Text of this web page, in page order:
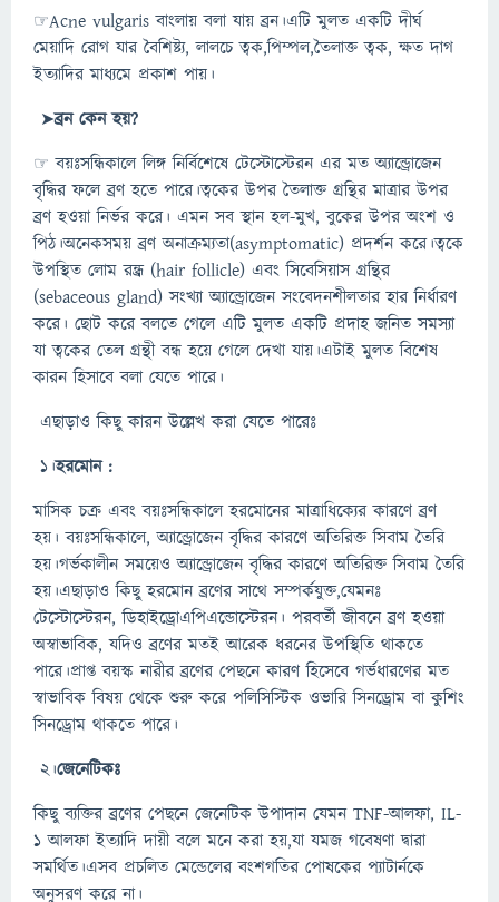
☞Acne vulgaris বাংলায় বলা যায় ব্রন।এটি মুলত একটি দীর্ঘ
মেয়াদি রোগ যার বৈশিষ্ট্য, লালচে ত্বক,পিম্পল,তৈলাক্ত ত্বক, ক্ষত দাগ
ইত্যাদির মাধ্যমে প্রকাশ পায়।
➤ব্রন কেন হয়?
☞ বয়ঃসন্ধিকালে লিঙ্গ নির্বিশেষে টেস্টোস্টেরন এর মত অ্যান্ড্রোজেন
বৃদ্ধির ফলে ব্রণ হতে পারে।ত্বকের উপর তৈলাক্ত গ্রন্থির মাত্রার উপর
ব্রণ হওয়া নির্ভর করে। এমন সব স্থান হল-মুখ, বুকের উপর অংশ ও
পিঠ।অনেকসময় ব্রণ অনাক্রম্যতা(asymptomatic) প্রদর্শন করে।ত্বকে
উপস্থিত লোম রন্ধ্র (hair follicle) এবং সিবেসিয়াস গ্রন্থির
(sebaceous gland) সংখ্যা অ্যান্ড্রোজেন সংবেদনশীলতার হার নির্ধারণ
করে। ছোট করে বলতে গেলে এটি মুলত একটি প্রদাহ জনিত সমস্যা
যা ত্বকের তেল গ্রন্থী বন্ধ হয়ে গেলে দেখা যায়।এটাই মুলত বিশেষ
কারন হিসাবে বলা যেতে পারে।
এছাড়াও কিছু কারন উল্লেখ করা যেতে পারেঃ
১।হরমোন :
মাসিক চক্র এবং বয়ঃসন্ধিকালে হরমোনের মাত্রাধিক্যের কারণে ব্রণ
হয়। বয়ঃসন্ধিকালে, অ্যান্ড্রোজেন বৃদ্ধির কারণে অতিরিক্ত সিবাম তৈরি
হয়।গর্ভকালীন সময়েও অ্যান্ড্রোজেন বৃদ্ধির কারণে অতিরিক্ত সিবাম তৈরি
হয়।এছাড়াও কিছু হরমোন ব্রণের সাথে সম্পর্কযুক্ত,যেমনঃ
টেস্টোস্টেরন, ডিহাইড্রোএপিএন্ডোস্টেরন। পরবর্তী জীবনে ব্রণ হওয়া
অস্বাভাবিক, যদিও ব্রণের মতই আরেক ধরনের উপস্থিতি থাকতে
পারে।প্রাপ্ত বয়স্ক নারীর ব্রণের পেছনে কারণ হিসেবে গর্ভধারণের মত
স্বাভাবিক বিষয় থেকে শুরু করে পলিসিস্টিক ওভারি সিনড্রোম বা কুশিং
সিনড্রোম থাকতে পারে।
২।জেনেটিকঃ
কিছু ব্যক্তির ব্রণের পেছনে জেনেটিক উপাদান যেমন TNF-আলফা, IL-
1 আলফা ইত্যাদি দায়ী বলে মনে করা হয়,যা যমজ গবেষণা দ্বারা
সমর্থিত।এসব প্রচলিত মেন্ডেলের বংশগতির পোষকের প্যাটার্নকে
অনুসরণ করে না।